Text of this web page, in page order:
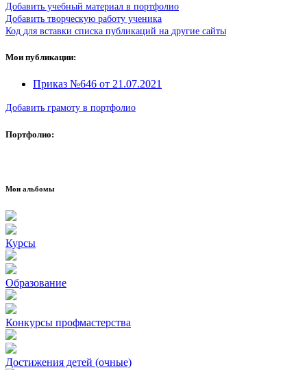
Добавить учебный материал в портфолио
Добавить творческую работу ученика
Код для вставки списка публикаций на другие сайты
Мои публикации:
Приказ №646 от 21.07.2021
Добавить грамоту в портфолио
Портфолио:
Мои альбомы
Курсы
Образование
Конкурсы профмастерства
Достижения детей (очные)